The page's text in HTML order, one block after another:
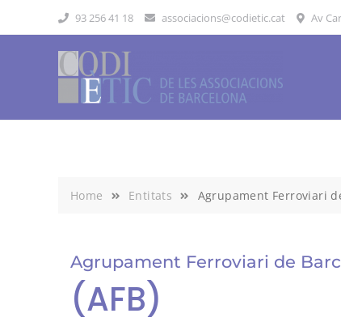
93 256 41 18 associacions@codietic.cat Av
Home Entitats Agrupament Ferroviari
Agrupament Ferroviari de
(AFB)